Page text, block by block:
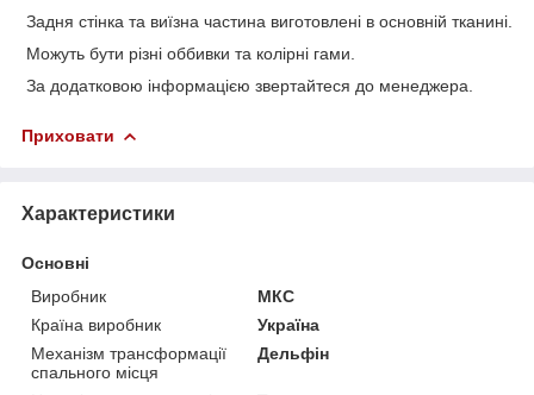
Задня стінка та виїзна частина виготовлені в основній тканині.
Можуть бути різні оббивки та колірні гами.
За додатковою інформацією звертайтеся до менеджера.
Приховати
Характеристики
Основні
Виробник
МКС
Країна виробник
Україна
Механізм трансформації
спального місця
Дельфін